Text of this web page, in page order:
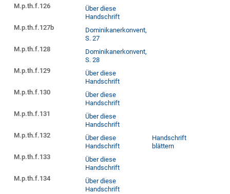
M.p.th.f.126
Über diese
Handschrift
M.p.th.f.127b
Dominikanerkonvent,
S. 27
M.p.th.f.128
Dominikanerkonvent,
S. 28
M.p.th.f.129
Über diese
Handschrift
M.p.th.f.130
Über diese
Handschrift
M.p.th.f.131
Über diese
Handschrift
M.p.th.f.132
Über diese
Handschrift
Handschrift
blättern
M.p.th.f.133
Über diese
Handschrift
M.p.th.f.134
Über diese
Handschrift